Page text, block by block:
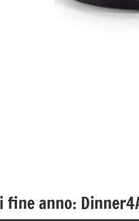
fine anno: